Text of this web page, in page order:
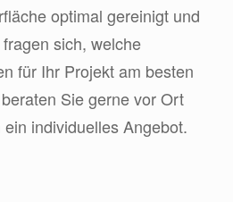
optimal gereinigt und
sich, welche
für Ihr Projekt am besten
Sie gerne vor Ort
individuelles Angebot.